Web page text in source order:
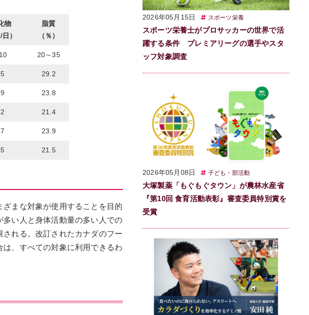
物
）
脂質
（％）
20～35
29.2
23.8
21.4
23.9
21.5
まな対象が使用することを目的
い人と身体活動量の多い人での
れる。改訂されたカナダのフー
、すべての対象に利用できるわ
2026年05月15日 スポーツ栄養
スポーツ栄養士がプロサッカーの世界で活
躍する条件 プレミアリーグの選手やスタ
ッフ対象調査
2026年05月08日 子ども・部活動
大塚製薬「もぐもぐタウン」が農林水産省
『第10回 食育活動表彰』審査委員特別賞を
受賞